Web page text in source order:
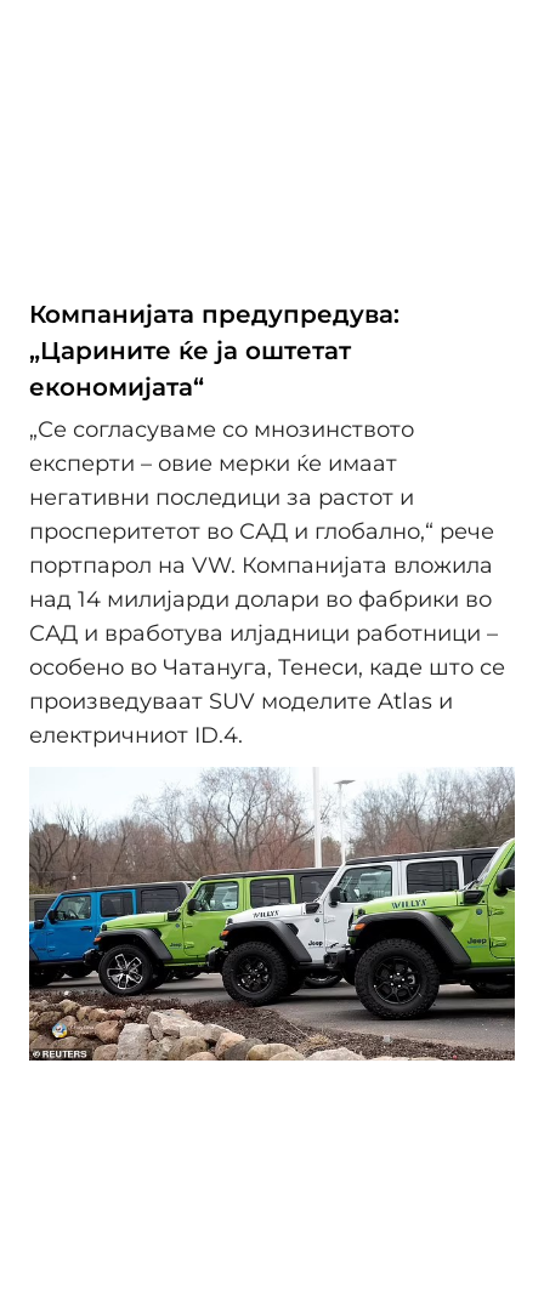
Компанијата предупредува:
„Царините ќе ја оштетат
економијата“
„Се согласуваме со мнозинството
експерти – овие мерки ќе имаат
негативни последици за растот и
просперитетот во САД и глобално,“ рече
портпарол на VW. Компанијата вложила
над 14 милијарди долари во фабрики во
САД и вработува илјадници работници –
особено во Чатануга, Тенеси, каде што се
произведуваат SUV моделите Atlas и
електричниот ID.4.